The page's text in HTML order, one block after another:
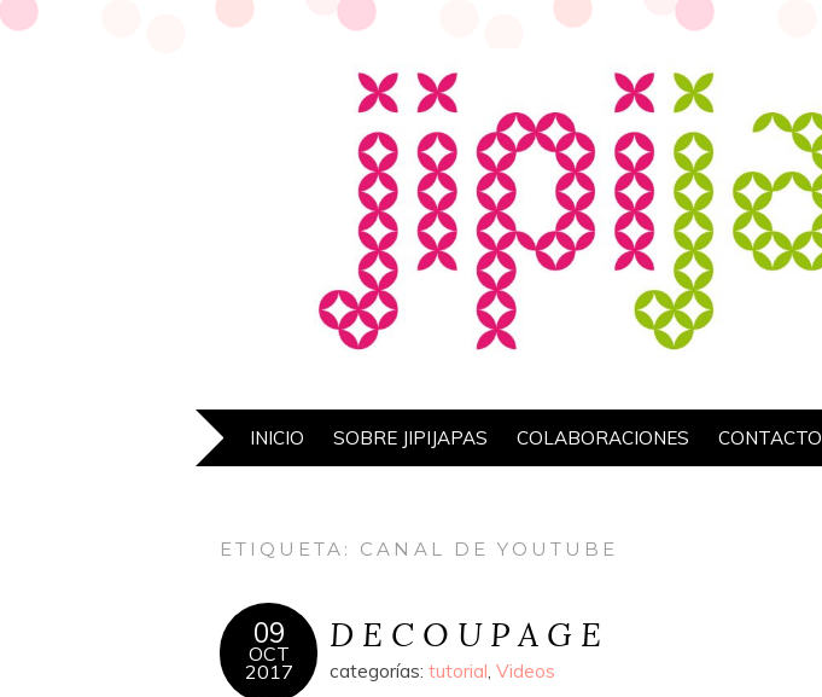
INICIO SOBRE JIPIJAPAS COLABORACIONES CONTACTO
ETIQUETA: CANAL DE YOUTUBE
09
OCT
2017
D E C O U P A G E
categorías: tutorial, Videos